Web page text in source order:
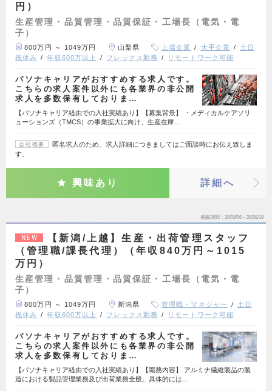
円）
生産管理・品質管理・品質保証・工場長（電気・電
子）
800万円 ～ 1049万円 山梨県 上場企業 大手企業
土日
祝休み
年収600万以上 フレックス勤務 リモートワーク可能
パソナキャリアがおすすめする求人です。
こちらの求人案件以外にも各業界の非公開
求人を多数保有しておりま…
【パソナキャリア経由での入社実績あり】【募集背景】 ・メディカルケアソリ
ューションズ（TMCS）の事業拡大に向け、生産在庫…
会社概要
匿名求人のため、求人詳細につきましてはご面談時にお伝え致しま
す。
興味あり 詳細へ
掲載期間 26/08/06～26/08/19
NEW
【新潟/上越】生産・出荷管理スタッフ
（管理職/課長代理）（年収840万円～1015
万円）
生産管理・品質管理・品質保証・工場長（電気・電
子）
800万円 ～ 1049万円 新潟県 管理職・マネジャー
土日
祝休み
年収600万以上 フレックス勤務 リモートワーク可能
パソナキャリアがおすすめする求人です。
こちらの求人案件以外にも各業界の非公開
求人を多数保有しておりま…
【パソナキャリア経由での入社実績あり】【職務内容】 アルミナ繊維製品の製
造における製品管理業務及び出荷業務全般。具体的には…